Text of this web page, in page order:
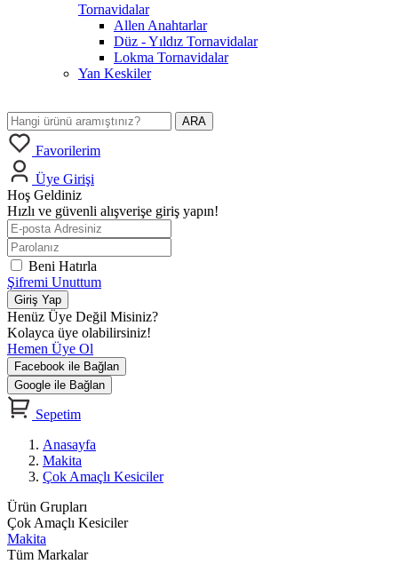
Tornavidalar
Allen Anahtarlar
Düz - Yıldız Tornavidalar
Lokma Tornavidalar
Yan Keskiler
ARA
Favorilerim
Üye Girişi
Hoş Geldiniz
Hızlı ve güvenli alışverişe giriş yapın!
Beni Hatırla
Şifremi Unuttum
Giriş Yap
Henüz Üye Değil Misiniz?
Kolayca üye olabilirsiniz!
Hemen Üye Ol
Facebook ile Bağlan
Google ile Bağlan
Sepetim
Anasayfa
Makita
Çok Amaçlı Kesiciler
Ürün Grupları
Çok Amaçlı Kesiciler
Makita
Tüm Markalar